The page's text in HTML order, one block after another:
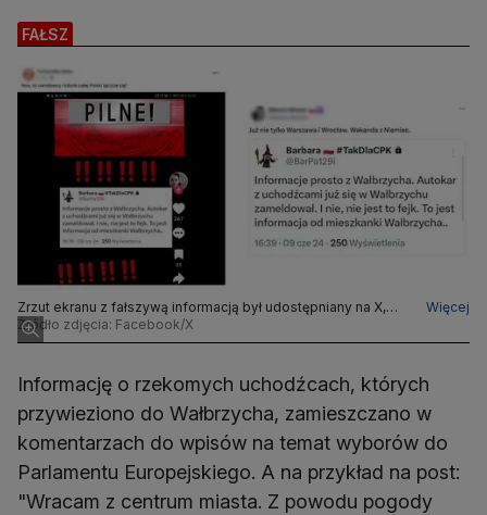
FAŁSZ
Zrzut ekranu z fałszywą informacją był udostępniany na X,
Facebooku i TikToku
Więcej
Źródło zdjęcia: Facebook/X
Informację o rzekomych uchodźcach, których
przywieziono do Wałbrzycha, zamieszczano w
komentarzach do wpisów na temat wyborów do
Parlamentu Europejskiego. A na przykład na post:
"Wracam z centrum miasta. Z powodu pogody